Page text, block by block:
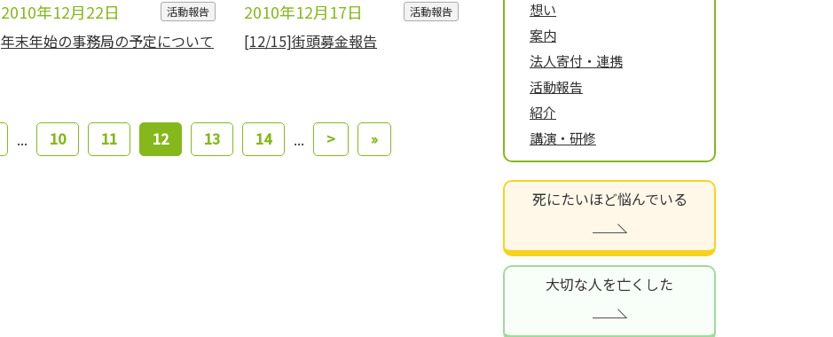
2010年12月22日 活動報告
年末年始の事務局の予定について
2010年12月17日 活動報告
[12/15]街頭募金報告
... 10 11 12 13 14 ... > »
想い
案内
法人寄付・連携
活動報告
紹介
講演・研修
死にたいほど悩んでいる
大切な人を亡くした